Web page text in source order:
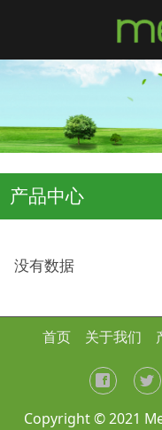
产品中心
没有数据
首页 关于我们
Copyright © 2021